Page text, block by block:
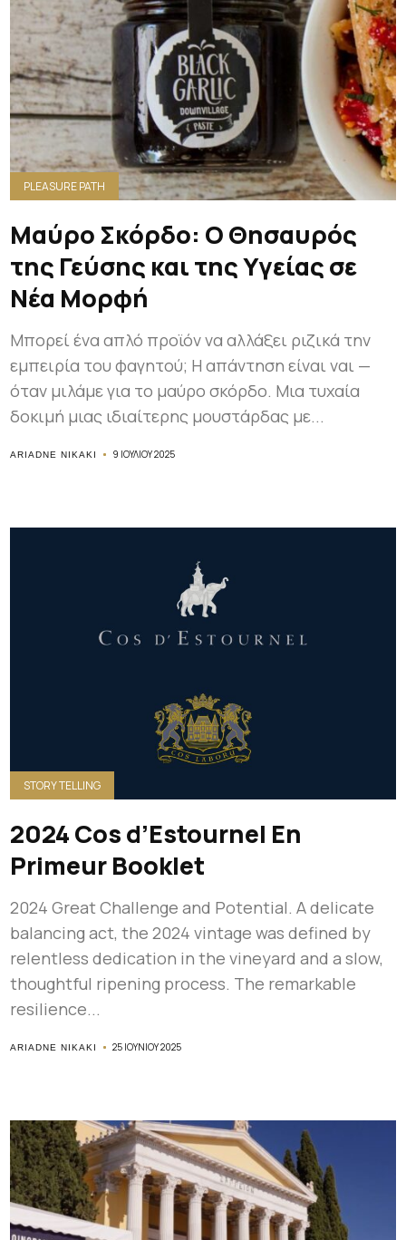
PLEASURE PATH
Μαύρο Σκόρδο: Ο Θησαυρός
της Γεύσης και της Υγείας σε
Νέα Μορφή
Μπορεί ένα απλό προϊόν να αλλάξει ριζικά την
εμπειρία του φαγητού; Η απάντηση είναι ναι —
όταν μιλάμε για το μαύρο σκόρδο. Μια τυχαία
δοκιμή μιας ιδιαίτερης μουστάρδας με...
ARIADNE NIKAKI 9 ΙΟΥΛΊΟΥ 2025
STORY TELLING
2024 Cos d’Estournel En
Primeur Booklet
2024 Great Challenge and Potential. A delicate
balancing act, the 2024 vintage was defined by
relentless dedication in the vineyard and a slow,
thoughtful ripening process. The remarkable
resilience...
ARIADNE NIKAKI 25 ΙΟΥΝΊΟΥ 2025